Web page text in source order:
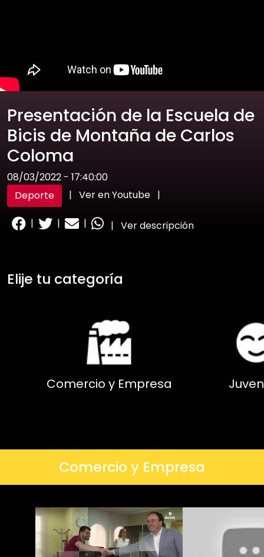
Presentación de la Escuela de
Bicis de Montaña de Carlos
Coloma
08/03/2022 - 17:40:00
Deporte
| Ver en Youtube |
| | | | Ver descripción
Elije tu categoría
Comercio y Empresa
Comercio y Empresa